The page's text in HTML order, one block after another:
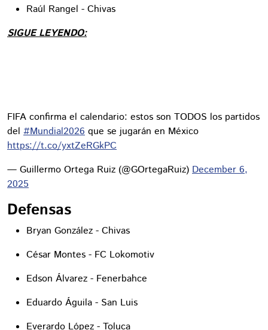
Raúl Rangel - Chivas
SIGUE LEYENDO:
FIFA confirma el calendario: estos son TODOS los partidos
del #Mundial2026 que se jugarán en México
https://t.co/yxtZeRGkPC
— Guillermo Ortega Ruiz (@GOrtegaRuiz) December 6,
2025
Defensas
Bryan González - Chivas
César Montes - FC Lokomotiv
Edson Álvarez - Fenerbahce
Eduardo Águila - San Luis
Everardo López - Toluca